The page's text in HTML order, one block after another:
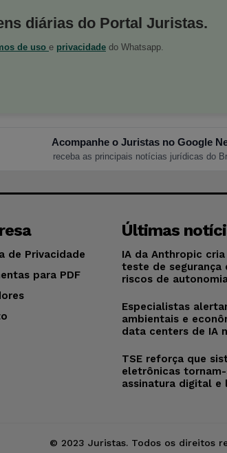
diárias do Portal Juristas.
de uso e privacidade do Whatsapp.
Acompanhe o Juristas no Google
receba as principais notícias jurídicas do
de Privacidade
para PDF
Últimas
IA da Anthropic
teste de segurança
riscos de
Especialistas
ambientais e
data centers de IA
TSE reforça que
eletrônicas
assinatura digital e
© 2023 Juristas. Todos os direitos